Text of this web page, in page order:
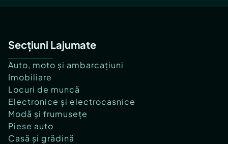
Secțiuni Lajumate
Auto, moto și ambarcațiuni
Imobiliare
Locuri de muncă
Electronice și electrocasnice
Modă și frumusețe
Piese auto
Casă și grădină